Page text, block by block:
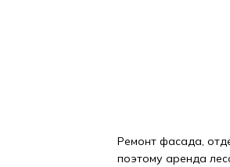
Ремонт фасада,
поэтому аренда